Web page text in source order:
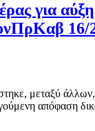
για
16/
μεταξύ
απόφαση